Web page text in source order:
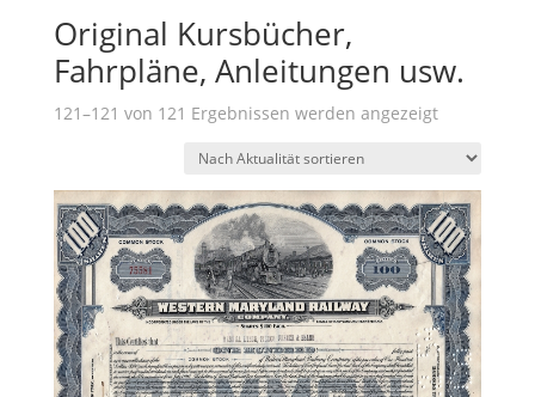
Original Kursbücher,
Fahrpläne, Anleitungen usw.
121–121 von 121 Ergebnissen werden angezeigtNach
sortiert